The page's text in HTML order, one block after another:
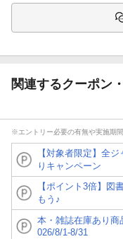
関連するクーポン
※エントリー必要の有無や実施期
【対象者限定】全
りキャンペーン
【ポイント3倍】図
もう♪
本・雑誌在庫あり商
026/8/1-8/31